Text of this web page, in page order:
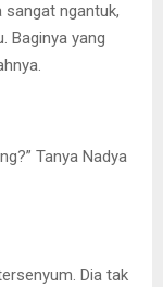
sangat ngantuk,
Baginya yang
Tanya Nadya
Dia tak